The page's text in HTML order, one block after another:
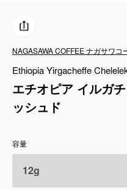
リキッド
特集
卸販売
コーヒーのサブスク
サービス
NAGASAWA COFFEE ナガサワコ
Ethiopia Yirgacheffe
エチオピア イルガ
ッシュド
容量